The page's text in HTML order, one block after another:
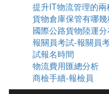
提升IT物流管理的兩
貨物倉庫保管有哪
國際公路貨物陸運
報關員考試-報關員
試報名時間
物流費用匯總分析
商檢手續-報檢員